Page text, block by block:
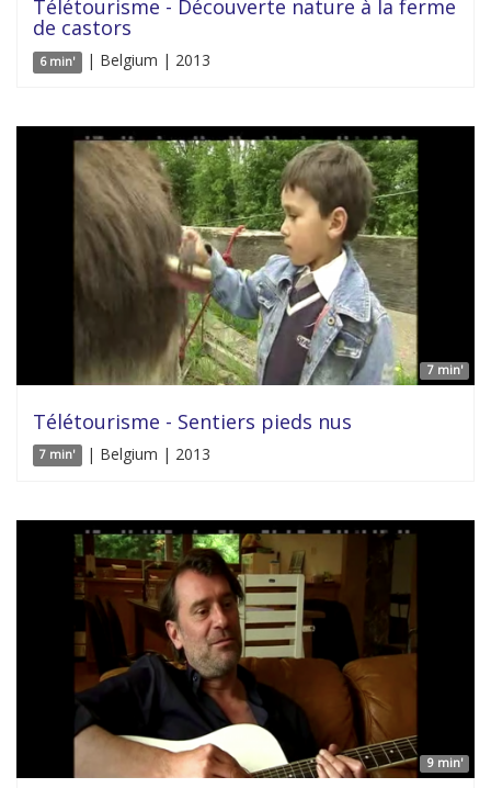
Télétourisme - Découverte nature à la ferme
de castors
6 min' | Belgium | 2013
7 min'
Télétourisme - Sentiers pieds nus
7 min' | Belgium | 2013
9 min'